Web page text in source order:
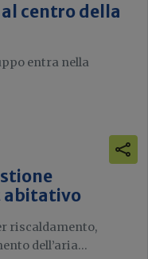
centro della
entra nella
abitativo
riscaldamento,
dell’aria...